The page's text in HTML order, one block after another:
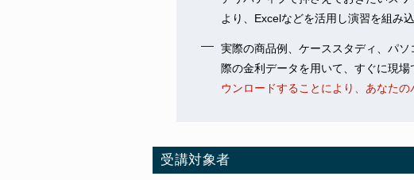
より、Excelなどを活用し演習を組み
実際の商品例、ケーススタディ、パ
際の金利データを用いて、すぐに現
ウンロードすることにより、あなたの
受講対象者